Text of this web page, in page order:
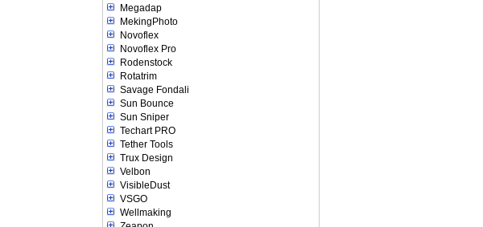
Megadap
MekingPhoto
Novoflex
Novoflex Pro
Rodenstock
Rotatrim
Savage Fondali
Sun Bounce
Sun Sniper
Techart PRO
Tether Tools
Trux Design
Velbon
VisibleDust
VSGO
Wellmaking